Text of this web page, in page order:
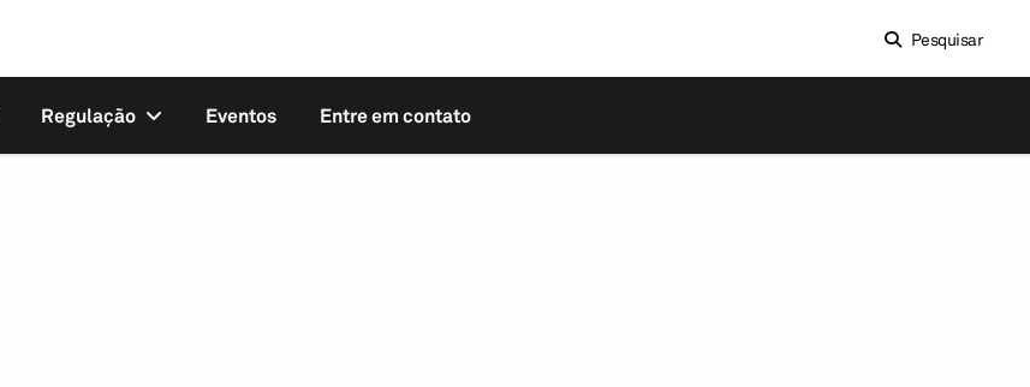
Pesquisar
Regulação Eventos Entre em contato